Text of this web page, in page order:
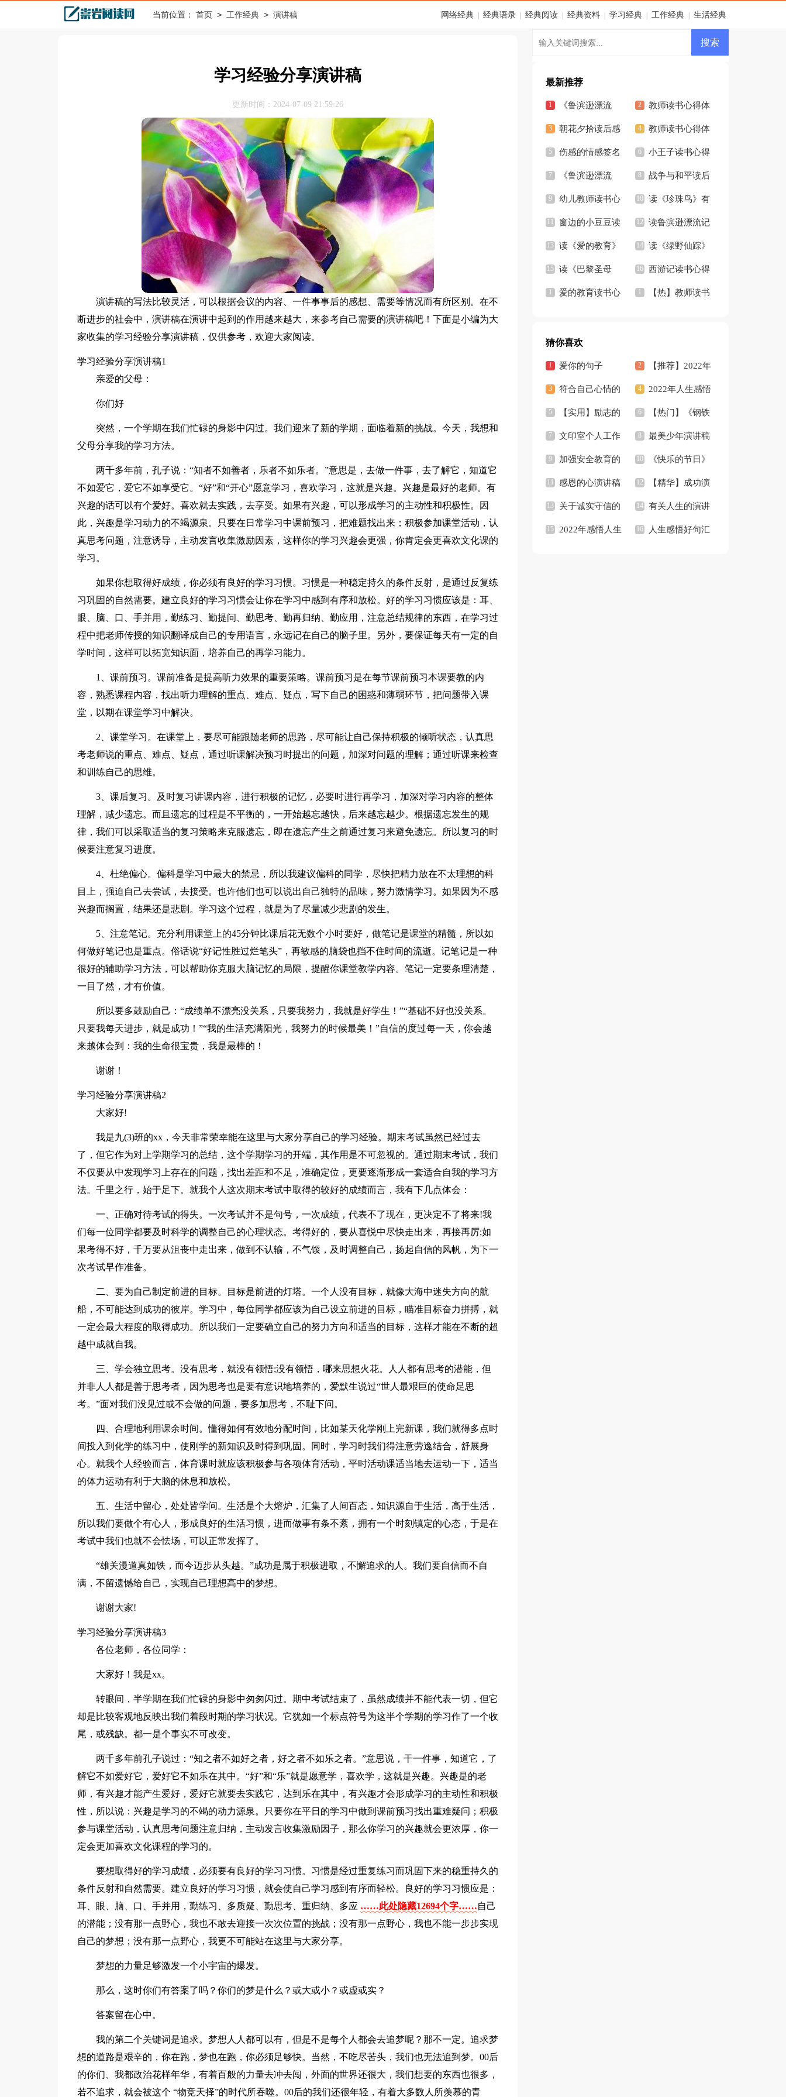
当前位置： 首页 > 工作经典 > 演讲稿 网络经典 经典语录 经典阅读 经典资料 学习经典 工作经典 生活经典
学习经验分享演讲稿
更新时间：2024-07-09 21:59:26
演讲稿的写法比较灵活，可以根据会议的内容、一件事事后的感想、需要等情况而有所区别。在不
断进步的社会中，演讲稿在演讲中起到的作用越来越大，来参考自己需要的演讲稿吧！下面是小编为大
家收集的学习经验分享演讲稿，仅供参考，欢迎大家阅读。
学习经验分享演讲稿1
亲爱的父母：
你们好
突然，一个学期在我们忙碌的身影中闪过。我们迎来了新的学期，面临着新的挑战。今天，我想和
父母分享我的学习方法。
两千多年前，孔子说：“知者不如善者，乐者不如乐者。”意思是，去做一件事，去了解它，知道它
不如爱它，爱它不如享受它。“好”和“开心”愿意学习，喜欢学习，这就是兴趣。兴趣是最好的老师。有
兴趣的话可以有个爱好。喜欢就去实践，去享受。如果有兴趣，可以形成学习的主动性和积极性。因
此，兴趣是学习动力的不竭源泉。只要在日常学习中课前预习，把难题找出来；积极参加课堂活动，认
真思考问题，注意诱导，主动发言收集激励因素，这样你的学习兴趣会更强，你肯定会更喜欢文化课的
学习。
如果你想取得好成绩，你必须有良好的学习习惯。习惯是一种稳定持久的条件反射，是通过反复练
习巩固的自然需要。建立良好的学习习惯会让你在学习中感到有序和放松。好的学习习惯应该是：耳、
眼、脑、口、手并用，勤练习、勤提问、勤思考、勤再归纳、勤应用，注意总结规律的东西，在学习过
程中把老师传授的知识翻译成自己的专用语言，永远记在自己的脑子里。另外，要保证每天有一定的自
学时间，这样可以拓宽知识面，培养自己的再学习能力。
1、课前预习。课前准备是提高听力效果的重要策略。课前预习是在每节课前预习本课要教的内
容，熟悉课程内容，找出听力理解的重点、难点、疑点，写下自己的困惑和薄弱环节，把问题带入课
堂，以期在课堂学习中解决。
2、课堂学习。在课堂上，要尽可能跟随老师的思路，尽可能让自己保持积极的倾听状态，认真思
考老师说的重点、难点、疑点，通过听课解决预习时提出的问题，加深对问题的理解；通过听课来检查
和训练自己的思维。
3、课后复习。及时复习讲课内容，进行积极的记忆，必要时进行再学习，加深对学习内容的整体
理解，减少遗忘。而且遗忘的过程是不平衡的，一开始越忘越快，后来越忘越少。根据遗忘发生的规
律，我们可以采取适当的复习策略来克服遗忘，即在遗忘产生之前通过复习来避免遗忘。所以复习的时
候要注意复习进度。
4、杜绝偏心。偏科是学习中最大的禁忌，所以我建议偏科的同学，尽快把精力放在不太理想的科
目上，强迫自己去尝试，去接受。也许他们也可以说出自己独特的品味，努力激情学习。如果因为不感
兴趣而搁置，结果还是悲剧。学习这个过程，就是为了尽量减少悲剧的发生。
5、注意笔记。充分利用课堂上的45分钟比课后花无数个小时要好，做笔记是课堂的精髓，所以如
何做好笔记也是重点。俗话说“好记性胜过烂笔头”，再敏感的脑袋也挡不住时间的流逝。记笔记是一种
很好的辅助学习方法，可以帮助你克服大脑记忆的局限，提醒你课堂教学内容。笔记一定要条理清楚，
一目了然，才有价值。
所以要多鼓励自己：“成绩单不漂亮没关系，只要我努力，我就是好学生！”“基础不好也没关系。
只要我每天进步，就是成功！”“我的生活充满阳光，我努力的时候最美！”自信的度过每一天，你会越
来越体会到：我的生命很宝贵，我是最棒的！
谢谢！
学习经验分享演讲稿2
大家好!
我是九(3)班的xx，今天非常荣幸能在这里与大家分享自己的学习经验。期末考试虽然已经过去
了，但它作为对上学期学习的总结，这个学期学习的开端，其作用是不可忽视的。通过期末考试，我们
不仅要从中发现学习上存在的问题，找出差距和不足，准确定位，更要逐渐形成一套适合自我的学习方
法。千里之行，始于足下。就我个人这次期末考试中取得的较好的成绩而言，我有下几点体会：
一、正确对待考试的得失。一次考试并不是句号，一次成绩，代表不了现在，更决定不了将来!我
们每一位同学都要及时科学的调整自己的心理状态。考得好的，要从喜悦中尽快走出来，再接再厉;如
果考得不好，千万要从沮丧中走出来，做到不认输，不气馁，及时调整自己，扬起自信的风帆，为下一
次考试早作准备。
二、要为自己制定前进的目标。目标是前进的灯塔。一个人没有目标，就像大海中迷失方向的航
船，不可能达到成功的彼岸。学习中，每位同学都应该为自己设立前进的目标，瞄准目标奋力拼搏，就
一定会最大程度的取得成功。所以我们一定要确立自己的努力方向和适当的目标，这样才能在不断的超
越中成就自我。
三、学会独立思考。没有思考，就没有领悟;没有领悟，哪来思想火花。人人都有思考的潜能，但
并非人人都是善于思考者，因为思考也是要有意识地培养的，爱默生说过“世人最艰巨的使命足思
考。”面对我们没见过或不会做的问题，要多加思考，不耻下问。
四、合理地利用课余时间。懂得如何有效地分配时间，比如某天化学刚上完新课，我们就得多点时
间投入到化学的练习中，使刚学的新知识及时得到巩固。同时，学习时我们得注意劳逸结合，舒展身
心。就我个人经验而言，体育课时就应该积极参与各项体育活动，平时活动课适当地去运动一下，适当
的体力运动有利于大脑的休息和放松。
五、生活中留心，处处皆学问。生活是个大熔炉，汇集了人间百态，知识源自于生活，高于生活，
所以我们要做个有心人，形成良好的生活习惯，进而做事有条不紊，拥有一个时刻镇定的心态，于是在
考试中我们也就不会怯场，可以正常发挥了。
“雄关漫道真如铁，而今迈步从头越。”成功是属于积极进取，不懈追求的人。我们要自信而不自
满，不留遗憾给自己，实现自己理想高中的梦想。
谢谢大家!
学习经验分享演讲稿3
各位老师，各位同学：
大家好！我是xx。
转眼间，半学期在我们忙碌的身影中匆匆闪过。期中考试结束了，虽然成绩并不能代表一切，但它
却是比较客观地反映出我们着段时期的学习状况。它犹如一个标点符号为这半个学期的学习作了一个收
尾，或残缺。都一是个事实不可改变。
两千多年前孔子说过：“知之者不如好之者，好之者不如乐之者。”意思说，干一件事，知道它，了
解它不如爱好它，爱好它不如乐在其中。“好”和“乐”就是愿意学，喜欢学，这就是兴趣。兴趣是的老
师，有兴趣才能产生爱好，爱好它就要去实践它，达到乐在其中，有兴趣才会形成学习的主动性和积极
性，所以说：兴趣是学习的不竭的动力源泉。只要你在平日的学习中做到课前预习找出重难疑问；积极
参与课堂活动，认真思考问题注意归纳，主动发言收集激励因子，那么你学习的兴趣就会更浓厚，你一
定会更加喜欢文化课程的学习的。
要想取得好的学习成绩，必须要有良好的学习习惯。习惯是经过重复练习而巩固下来的稳重持久的
条件反射和自然需要。建立良好的学习习惯，就会使自己学习感到有序而轻松。良好的学习习惯应是：
耳、眼、脑、口、手并用，勤练习、多质疑、勤思考、重归纳、多应 ……此处隐藏12694个字……自己
的潜能；没有那一点野心，我也不敢去迎接一次次位置的挑战；没有那一点野心，我也不能一步步实现
自己的梦想；没有那一点野心，我更不可能站在这里与大家分享。
梦想的力量足够激发一个小宇宙的爆发。
那么，这时你们有答案了吗？你们的梦是什么？或大或小？或虚或实？
答案留在心中。
我的第二个关键词是追求。梦想人人都可以有，但是不是每个人都会去追梦呢？那不一定。追求梦
想的道路是艰辛的，你在跑，梦也在跑，你必须足够快。当然，不吃尽苦头，我们也无法追到梦。00后
的你们、我都政治花样年华，有着百般的力量去冲去闯，外面的世界还很大，我们想要的东西也很多，
若不追求，就会被这个 “物竞天择”的时代所吞噬。00后的我们还很年轻，有着大多数人所羡慕的青
最新推荐
《鲁滨逊漂流
记》读书笔记通用
15篇
教师读书心得体
会(集锦15篇)
朝花夕拾读后感
15篇
教师读书心得体
会汇编15篇
伤感的情感签名 小王子读书心得
(15篇)
《鲁滨逊漂流
记》读书笔记(合集
15篇)
战争与和平读后
感
幼儿教师读书心
得体会15篇
读《珍珠鸟》有
感 15篇
窗边的小豆豆读
后感【热】
读鲁滨逊漂流记
有感
读《爱的教育》
有感(精选15篇)
读《绿野仙踪》
有感
读《巴黎圣母
院》有感15篇
西游记读书心得
【荐】
爱的教育读书心 【热】教师读书
猜你喜欢
爱你的句子 【推荐】2022年
人生感悟名句汇编
88条
符合自己心情的
句子
2022年人生感悟
短句46句
【实用】励志的
好句汇总76条
【热门】《钢铁
是怎样炼成的》读后
感
文印室个人工作
总结
最美少年演讲稿
加强安全教育的
演讲稿
《快乐的节日》
教学反思
感恩的心演讲稿
模板锦集九篇
【精华】成功演
讲稿模板锦集7篇
关于诚实守信的
作文四篇
有关人生的演讲
稿汇总九篇
2022年感悟人生 人生感悟好句汇